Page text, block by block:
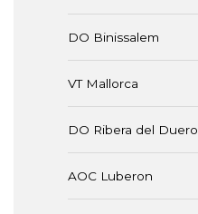
DO Binissalem
VT Mallorca
DO Ribera del Duero
AOC Luberon